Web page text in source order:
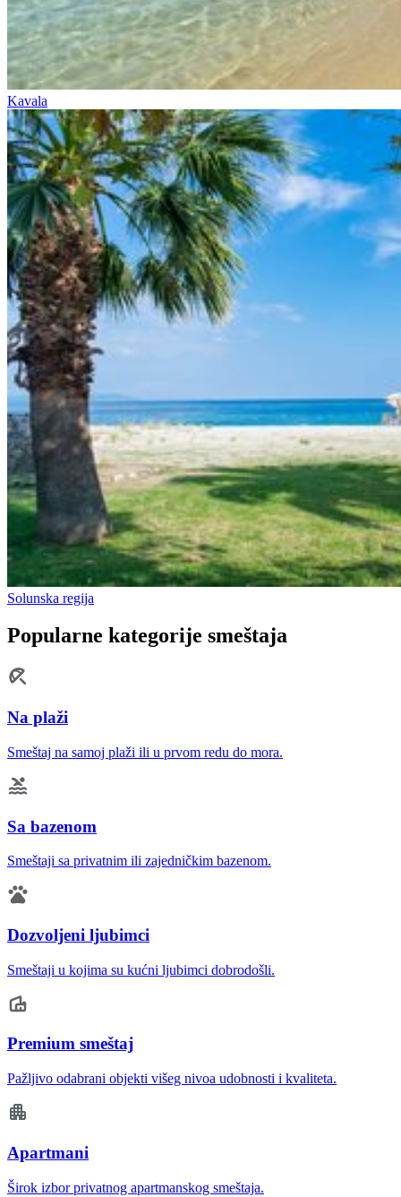
Kavala
Solunska regija
Popularne kategorije smeštaja
Na plaži
Smeštaj na samoj plaži ili u prvom redu do mora.
Sa bazenom
Smeštaji sa privatnim ili zajedničkim bazenom.
Dozvoljeni ljubimci
Smeštaji u kojima su kućni ljubimci dobrodošli.
Premium smeštaj
Pažljivo odabrani objekti višeg nivoa udobnosti i kvaliteta.
Apartmani
Širok izbor privatnog apartmanskog smeštaja.